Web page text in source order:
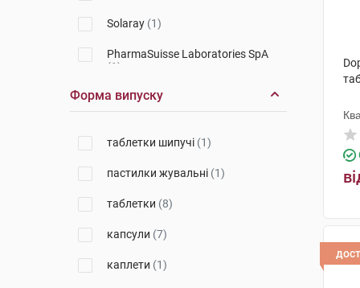
Solaray (1)
PharmaSuisse Laboratories SpA
(1)
Солгар Вітамін енд Херб
Вертрібс ГмбХ
Лекхім-Харків
Форма випуску
таблетки шипучі (1)
пастилки жувальні (1)
таблетки (8)
капсули (7)
каплети (1)